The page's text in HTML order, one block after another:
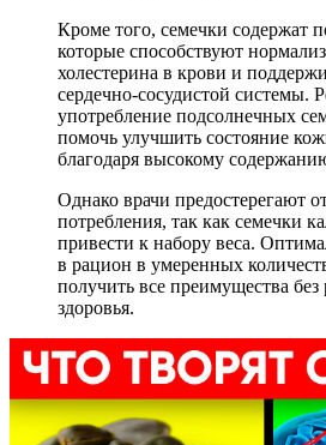
Кроме того, семечки содержат
которые способствуют
холестерина в крови и
сердечно-сосудистой системы.
употребление подсолнечных
помочь улучшить состояние
благодаря высокому
Однако врачи предостерегают
потребления, так как семечки
привести к набору веса.
в рацион в умеренных
получить все преимущества без
здоровья.